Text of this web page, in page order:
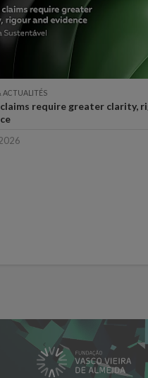
ACTUALITÉS
require greater clarity,